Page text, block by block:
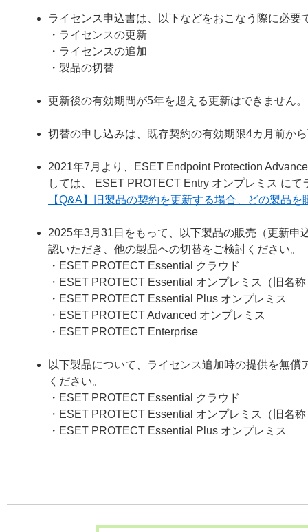
ライセンス申込書は、以下などをおこなう際に必要
・ライセンスの更新
・ライセンスの追加
・製品の切替
更新後の有効期間が5年を超える更新はできません。
切替の申し込みは、既存契約の有効期限4カ月前か
2021年7月より、ESET Endpoint Protection
しては、 ESET PROTECT Entry オンプレミス に
【Q&A】旧製品の契約を更新する場合、どの製品
2025年3月31日をもって、以下製品の販売（更新
認いただき、他の製品への切替をご検討ください。
・ESET PROTECT Essential クラウド
・ESET PROTECT Essential オンプレミス（旧名
・ESET PROTECT Essential Plus オンプレミス
・ESET PROTECT Advanced オンプレミス
・ESET PROTECT Enterprise
以下製品について、ライセンス追加時の提供を無
ください。
・ESET PROTECT Essential クラウド
・ESET PROTECT Essential オンプレミス（旧名
・ESET PROTECT Essential Plus オンプレミス